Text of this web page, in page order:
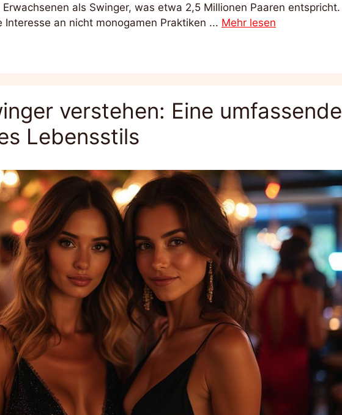
als Swinger, was etwa 2,5 Millionen Paaren entspricht.
an nicht monogamen Praktiken ... Mehr lesen
verstehen: Eine umfassende
Lebensstils